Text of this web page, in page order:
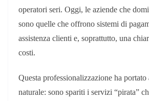
operatori seri. Oggi, le aziende che
sono quelle che offrono sistemi di
assistenza clienti e, soprattutto, una
costi.
Questa professionalizzazione ha portato
naturale: sono spariti i servizi “pirata”